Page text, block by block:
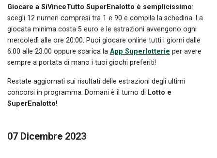
Giocare a SiVinceTutto SuperEnalotto è semplicissimo:
scegli 12 numeri compresi tra 1 e 90 e compila la schedina. La
giocata minima costa 5 euro e le estrazioni avvengono ogni
mercoledì alle ore 20:00. Puoi giocare online tutti i giorni dalle
6.00 alle 23.00 oppure scarica la App Superlotterie per avere
sempre a portata di mano i tuoi giochi preferiti!
Restate aggiornati sui risultati delle estrazioni degli ultimi
concorsi in programma. Domani è il turno di Lotto e
SuperEnalotto!
07 Dicembre 2023